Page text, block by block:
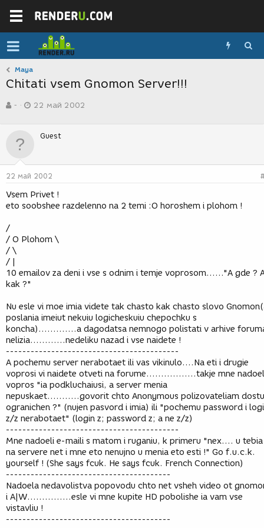
Maya
Chitati vsem Gnomon Server!!!
в
р
м
-
а
д
н
и
22 май 2002
Guest
22 май 2002
Vsem Privet !
eto soobshee razdelenno na 2 temi :O horoshem i plohom !
/
/ O Plohom \
/ \
/ |
10 emailov za deni i vse s odnim i temje voprosom......"A gde ?
kak ?"
Nu esle vi moe imia videte tak chasto kak chasto slovo
poslania imeiut nekuiu logicheskuiu chepochku s
koncha).............a dagodatsa nemnogo polistati v arhive
nelizia............nedeliku nazad i vse naidete !
------------------------------------------
A pochemu server nerabotaet ili vas vikinulo....Na eti i drugie
voprosi vi naidete otveti na forume.................takje mne nadoel
vopros "ia podkluchaiusi, a server menia
nepuskaet...........govorit chto Anonymous polizovateliam
ogranichen ?" (nujen pasvord i imia) ili "pochemu password i
z/z nerabotaet" (login z; password z; a ne z/z)
------------------------------------------
Mne nadoeli e-maili s matom i ruganiu, k primeru "nex.... u tebia
na servere net i mne eto nenujno u menia eto esti !" Go f.u.c.k.
yourself ! (She says fcuk. He says fcuk. French Connection)
----------------------------------------
Nadoela nedavolistva popovodu chto net vsheh video ot
i A|W...............esle vi mne kupite HD pobolishe ia vam vse
vistavliu !
----------------------------------------